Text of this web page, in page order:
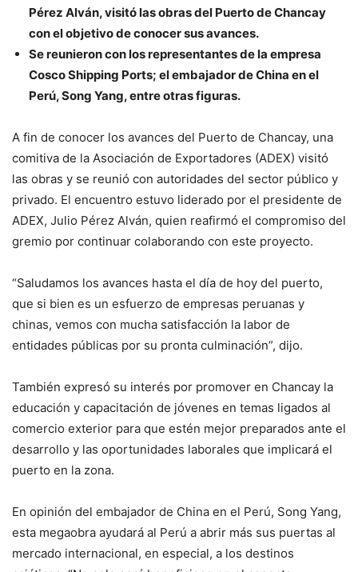
Pérez Alván, visitó las obras del Puerto de Chancay
con el objetivo de conocer sus avances.
Se reunieron con los representantes de la empresa
Cosco Shipping Ports; el embajador de China en el
Perú, Song Yang, entre otras figuras.
A fin de conocer los avances del Puerto de Chancay, una
comitiva de la Asociación de Exportadores (ADEX) visitó
las obras y se reunió con autoridades del sector público y
privado. El encuentro estuvo liderado por el presidente de
ADEX, Julio Pérez Alván, quien reafirmó el compromiso del
gremio por continuar colaborando con este proyecto.
“Saludamos los avances hasta el día de hoy del puerto,
que si bien es un esfuerzo de empresas peruanas y
chinas, vemos con mucha satisfacción la labor de
entidades públicas por su pronta culminación”, dijo.
También expresó su interés por promover en Chancay la
educación y capacitación de jóvenes en temas ligados al
comercio exterior para que estén mejor preparados ante el
desarrollo y las oportunidades laborales que implicará el
puerto en la zona.
En opinión del embajador de China en el Perú, Song Yang,
esta megaobra ayudará al Perú a abrir más sus puertas al
mercado internacional, en especial, a los destinos